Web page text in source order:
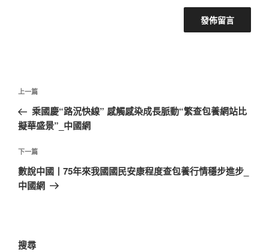
文
導
覽
上
一
篇
章
上一篇
乘國慶“路況快線” 感觸感染成長脈動“繁查包養網站比
擬華盛景”_中國網
下
一
篇
下一篇
數說中國丨75年來我國國民安康程度查包養行情穩步進步_
中國網
搜尋